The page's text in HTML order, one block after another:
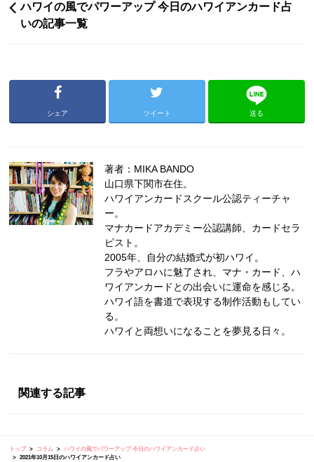
ハワイの風でパワーアップ 今日のハワイアンカード占
いの記事一覧
シェア ツイート 送る
著者：MIKA BANDO
山口県下関市在住。
ハワイアンカードスクール公認ティーチャ
ー。
マナカードアカデミー公認講師、カードセラ
ピスト。
2005年、自分の結婚式が初ハワイ。
フラやアロハに魅了され、マナ・カード、ハ
ワイアンカードとの出会いに運命を感じる。
ハワイ語を書道で表現する制作活動もしてい
る。
ハワイと両想いになることを夢見る日々。
関連する記事
トップ コラム
ハワイの風でパワーアップ 今日のハワイアンカード占い
2021年10月15日のハワイアンカード占い